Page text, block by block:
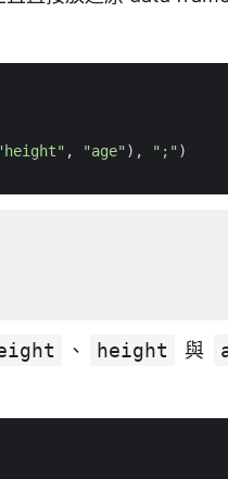
, "age"), ";")
、 height 與